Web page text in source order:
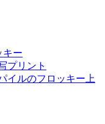
キー
プリント
イルのフロッキー上